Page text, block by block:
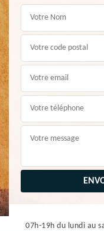
07h-19h du lundi au